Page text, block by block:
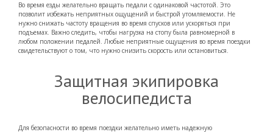
Во время езды желательно вращать педали с одинаковой частотой. Это
позволит избежать неприятных ощущений и быстрой утомляемости. Не
нужно снижать частоту вращения во время спусков или ускоряться при
подъемах. Важно следить, чтобы нагрузка на стопу была равномерной в
любом положении педалей. Любые неприятные ощущения во время поездки
свидетельствуют о том, что нужно снизить скорость или остановиться.
Защитная экипировка
велосипедиста
Для безопасности во время поездки желательно иметь надежную